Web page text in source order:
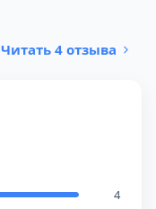
Читать 4 отзыва
4